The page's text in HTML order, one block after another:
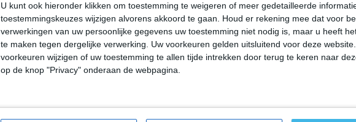
U kunt ook hieronder klikken om toestemming te weigeren of meer gedetailleerde
toestemmingskeuzes wijzigen alvorens akkoord te gaan.
Houd er rekening mee dat voor
verwerkingen van uw persoonlijke gegevens uw toestemming niet nodig is, maar u heeft
te maken tegen dergelijke verwerking. Uw voorkeuren gelden uitsluitend voor deze
voorkeuren wijzigen of uw toestemming te allen tijde intrekken door terug te keren naar
op de knop "Privacy" onderaan de webpagina.
O 4 ONO 4
09:00 12:00 15:00 18:00 21:00 00:00
bekijk de uitgebreide weersverwachting voor Stoney Ground